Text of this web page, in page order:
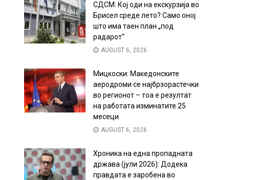
СДСМ: Кој оди на екскурзија во
Брисел среде лето? Само оној
што има таен план „под
радарот“
AUGUST 6, 2026
Мицкоски: Македонските
аеродроми се најбрзорастечки
во регионот – тоа е резултат
на работата изминатите 25
месеци
AUGUST 6, 2026
Хроника на една пропадната
држава (јули 2026): Додека
правдата е заробена во